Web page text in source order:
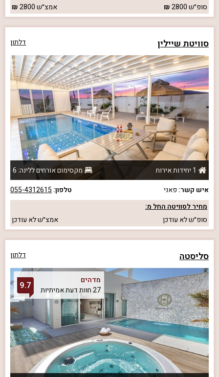
סופ״ש2800 אמצ״ש2800
סוויטת שיילין דלתון
1 יחידות אירוח
מקסימום אורחים ללינה: 6
איש קשר: פאני טלפון: 055-4312615
מחיר לסוויטה החל מ:
סופ״שלא עודכן אמצ״שלא עודכן
סליסטה דלתון
מדהים
27 חוות דעת אמיתיות
9.7